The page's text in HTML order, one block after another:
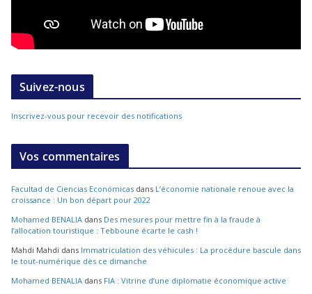
Suivez-nous
Inscrivez-vous pour recevoir des notifications
Vos commentaires
Facultad de Ciencias Económicas dans L’économie nationale renoue avec la
croissance : Un bon départ pour 2022
Mohamed BENALIA dans Des mesures pour mettre fin à la fraude à
l’allocation touristique : Tebboune écarte le cash !
Mahdi Mahdi dans Immatriculation des véhicules : La procédure bascule dans
le tout-numérique dès ce dimanche
Mohamed BENALIA dans FIA : Vitrine d’une diplomatie économique active